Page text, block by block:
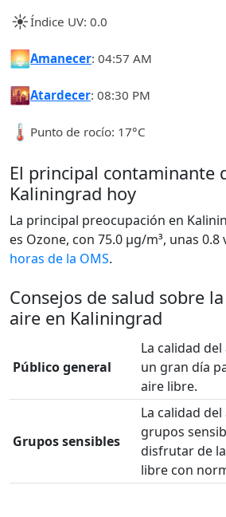
☀️Índice UV: 0.0
🌅Amanecer: 04:57 AM
🌇Atardecer: 08:30 PM
🌡️ Punto de rocío: 17°C
El principal contaminante
Kaliningrad hoy
La principal preocupación en
es Ozone, con 75.0 µg/m³, unas 0.8
horas de la OMS.
Consejos de salud sobre
aire en Kaliningrad
Público general
La calidad
un gran día
aire libre.
Grupos sensibles
La calidad
grupos
disfrutar de
libre con